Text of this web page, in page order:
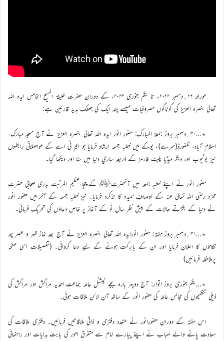
مورخہ ۲۶؍دسمبر ۲۰۲۲ء تا یکم جنوری ۲۰۲۳ء کے دوران حضرت خليفۃ المسيح الخامس ايدہ اللہ
تعاليٰ بنصرہ العزيز کي گوناگوں مصروفيات میںسے چند ايک کی جھلک ہديۂ قارئين ہے:
٭…۳۰؍دسمبر بروز جمعۃ المبارک: حضورِ انور ايدہ اللہ تعاليٰ بنصرہ العزیز نے آج مسجد مبارک،
اسلام آباد، ٹلفورڈ(سرے)، یوکے ميں خطبہ جمعہ ارشاد فرمايا جو ايم ٹي اے کے مواصلاتي رابطوں
نيز يوٹيوب اور ديگر ميڈيا پليٹ فارمز کے ذريعہ ساري دنيا ميں سنا اور ديکھا گيا۔
حضور انور نے اپنے خطبہ جمعہ میں آنحضرتﷺ کے چچا،عظیم المرتبت بدری صحابی حضرت
حمزہ رضی اللہ تعالیٰ عنہ کے اوصافِ حمیدہ کا تذکرہ فرمایا۔ نیز خطبہ جمعہ کے آخر میں حضور انور
نے دنیا کے بگڑتے حالات کے پیشِ نظر سالِ نَو کے آغاز پر خاص دعاؤں کی تحریک فرمائی۔
٭…۳۱؍دسمبر بروز ہفتہ: حضور انورایدہ اللہ تعالیٰ بنصرہ العزیز نے آج بعد نماز ظہر و عصر چھ
نکاحوں کا اعلان فرمایا اور ان کے بابرکت ہونے کے لیے دعا کروائی۔ (تفصیلات اسی صفحہ
پرملاحظہ فرمائیں)
٭…یکم جنوری بروز اتوار: آج دوپہر بارہ بجے نیشنل عاملہ جماعت احمدیہ مراکش اور مراکش کی
ذیلی تنظیموں کی مجالس عاملہ کی حضور انور کے ساتھ آن لائن ملاقات ہوئی۔
اس ہفتہ کے دوران حضورِانور نے متعدد دفتری و ذاتی ملاقاتیں فرمائیں۔ دفتری ملاقات کی
سعادت پانے والے احباب نے اپنے پیارے امام سے متفرق امور کی بابت ہدایات اور راہنمائی